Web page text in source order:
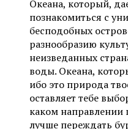
Океана, который,
познакомиться с
бесподобных
разнообразию
неизведанных
воды. Океана,
ибо это природа
оставляет тебе
каком направлении
лучше переждать